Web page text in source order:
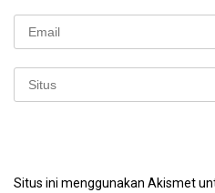
Situs ini menggunakan Akismet